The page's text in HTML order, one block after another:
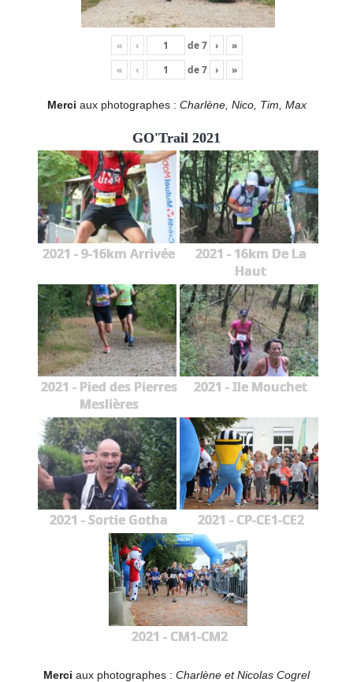
« ‹ de7 ›
»
«
‹ de7 › »
Merci aux photographes : Charlène, Nico, Tim, Max
GO'Trail 2021
2021 - 9-16km Arrivée
2021 - 16km De La
Haut
2021 - Pied des Pierres
Meslières
2021 - Ile Mouchet
2021 - Sortie Gotha 2021 - CP-CE1-CE2
2021 - CM1-CM2
Merci aux photographes : Charlène et Nicolas Cogrel